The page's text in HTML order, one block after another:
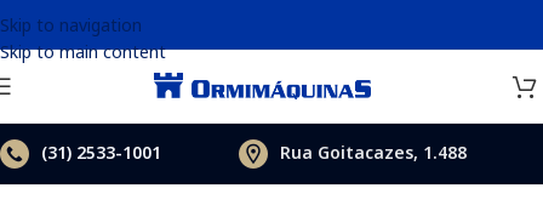
Skip to navigation
Skip to main content
(31) 2533-1001 Rua Goitacazes, 1.488